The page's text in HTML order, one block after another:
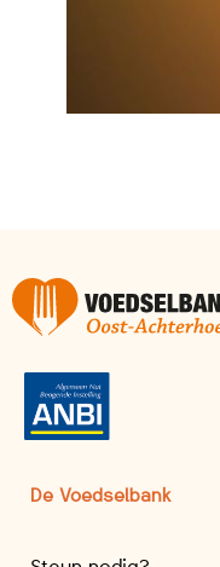
De Voedselbank